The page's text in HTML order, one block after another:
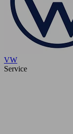
VW
Service